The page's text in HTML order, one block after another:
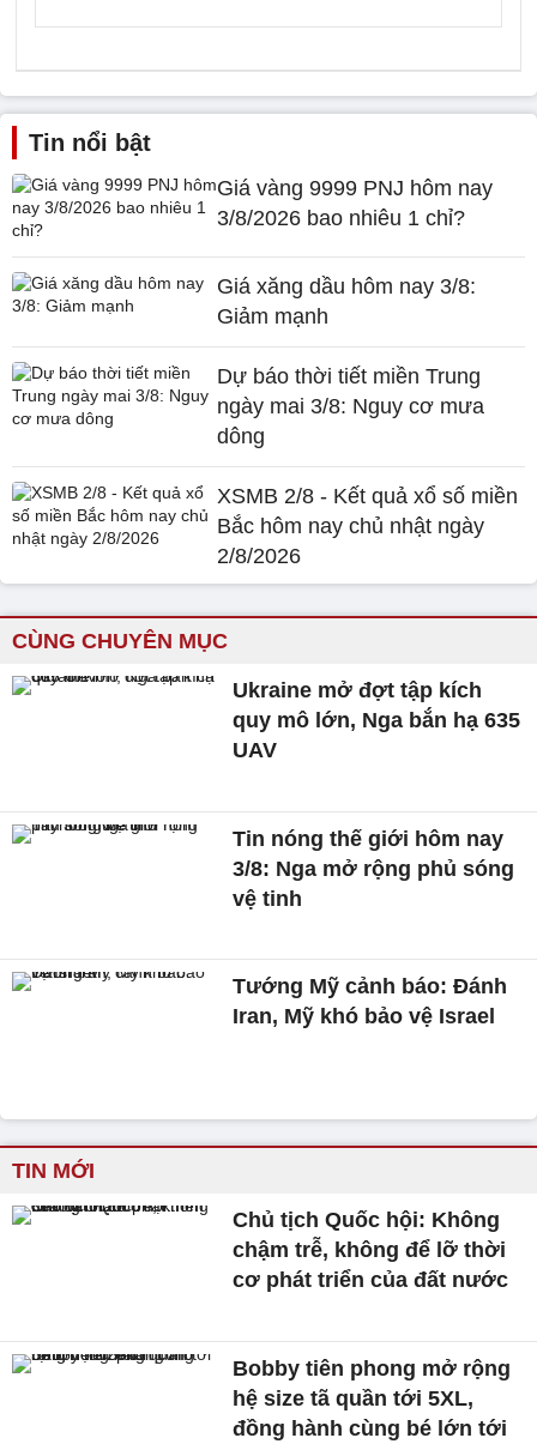
Tin nổi bật
Giá vàng 9999 PNJ hôm nay
3/8/2026 bao nhiêu 1 chỉ?
Giá xăng dầu hôm nay 3/8:
Giảm mạnh
Dự báo thời tiết miền Trung
ngày mai 3/8: Nguy cơ mưa
dông
XSMB 2/8 - Kết quả xổ số miền
Bắc hôm nay chủ nhật ngày
2/8/2026
CÙNG CHUYÊN MỤC
Ukraine mở đợt tập kích
quy mô lớn, Nga bắn hạ 635
UAV
Tin nóng thế giới hôm nay
3/8: Nga mở rộng phủ sóng
vệ tinh
Tướng Mỹ cảnh báo: Đánh
Iran, Mỹ khó bảo vệ Israel
TIN MỚI
Chủ tịch Quốc hội: Không
chậm trễ, không để lỡ thời
cơ phát triển của đất nước
Bobby tiên phong mở rộng
hệ size tã quần tới 5XL,
đồng hành cùng bé lớn tới